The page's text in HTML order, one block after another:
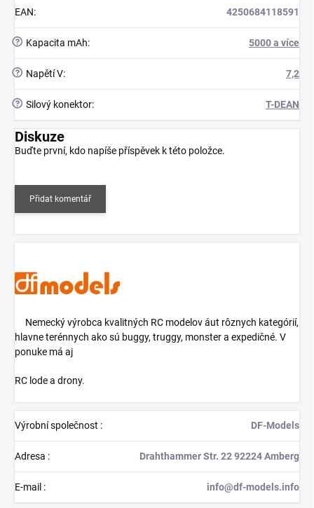
EAN: 4250684118591
? Kapacita mAh: 5000 a více
? Napětí V: 7,2
? Silový konektor: T-DEAN
Diskuze
Buďte první, kdo napíše příspěvek k této položce.
Přidat komentář
Nemecký výrobca kvalitných RC modelov áut rôznych kategórií,
hlavne terénnych ako sú buggy, truggy, monster a expedičné. V
ponuke má aj
RC lode a drony.
Výrobní společnost : DF-Models
Adresa : Drahthammer Str. 22 92224 Amberg
E-mail : info@df-models.info